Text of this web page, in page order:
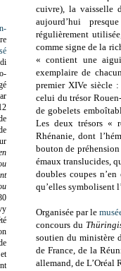
cuivre), la vaisselle
aujourd’hui
régulièrement
comme signe de la
« contient une
exemplaire de
premier XIVe siècle
celui du trésor
de gobelets
Les deux trésors «
Rhénanie, dont
bouton de
émaux translucides,
doubles coupes
qu’elles symbolisent
Organisée par le
concours du
soutien du ministère
de France, de la
allemand, de L’Oréal